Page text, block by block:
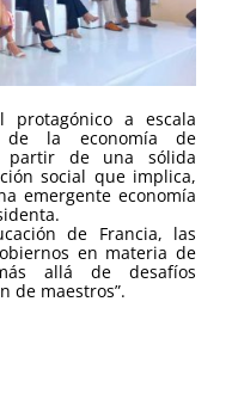
protagónico a escala
de la economía de
partir de una sólida
social que implica,
emergente economía
de Francia, las
en materia de
allá de desafíos
de maestros”.